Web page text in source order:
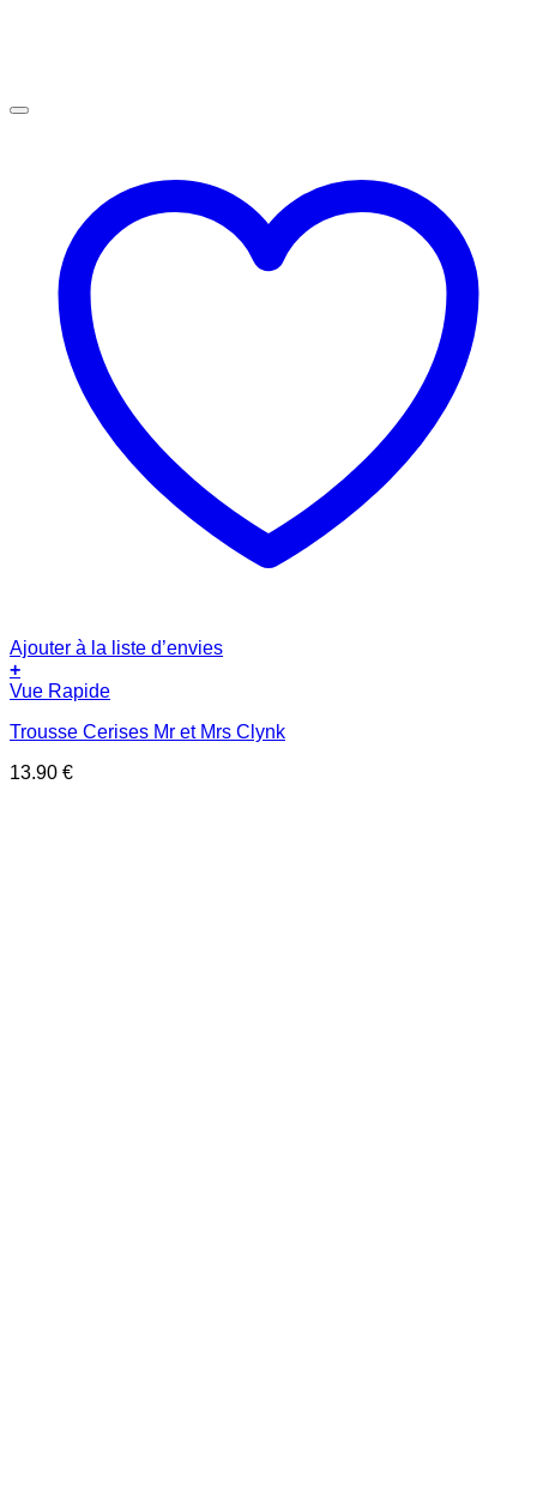
Ajouter à la liste d’envies
+
Vue Rapide
Trousse Cerises Mr et Mrs Clynk
13.90 €